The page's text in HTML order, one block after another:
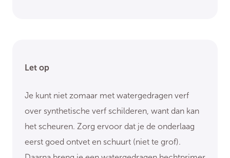
Let op
Je kunt niet zomaar met watergedragen verf
over synthetische verf schilderen, want dan kan
het scheuren. Zorg ervoor dat je de onderlaag
eerst goed ontvet en schuurt (niet te grof).